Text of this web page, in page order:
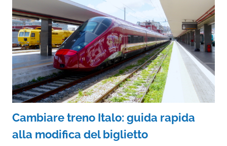
Cambiare treno Italo: guida rapida
alla modifica del biglietto